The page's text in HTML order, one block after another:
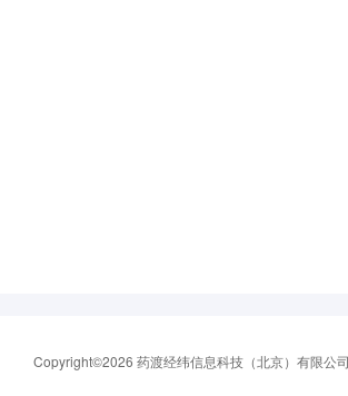
Copyright©2026 药渡经纬信息科技（北京）有限公